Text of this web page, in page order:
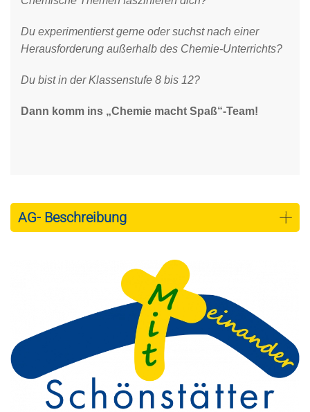
Du experimentierst gerne oder suchst nach einer
Herausforderung außerhalb des Chemie-Unterrichts?
Du bist in der Klassenstufe 8 bis 12?
Dann komm ins „Chemie macht Spaß“-Team!
AG- Beschreibung